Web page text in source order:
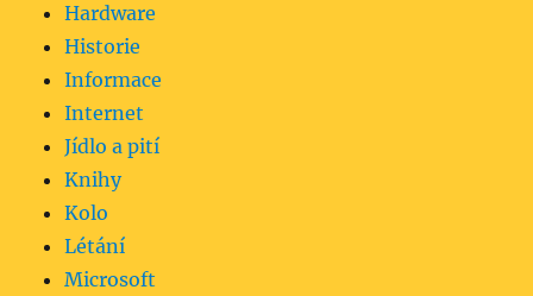
Hardware
Historie
Informace
Internet
Jídlo a pití
Knihy
Kolo
Létání
Microsoft